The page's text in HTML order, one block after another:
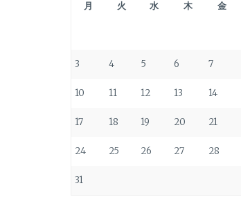
月 火 水 木 金
3 4 5 6 7
10 11 12 13 14
17 18 19 20 21
24 25 26 27 28
31